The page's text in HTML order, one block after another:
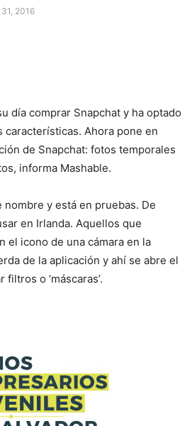
2016
día comprar Snapchat y ha optado
Ahora pone en
de Snapchat: fotos temporales
informa Mashable.
nombre y está en pruebas. De
en Irlanda. Aquellos que
el icono de una cámara en la
de la aplicación y ahí se abre el
o ‘máscaras’.